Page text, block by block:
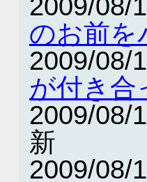
2009/08/
のお前を
2009/08/
が付き
2009/08/
新
2009/08/